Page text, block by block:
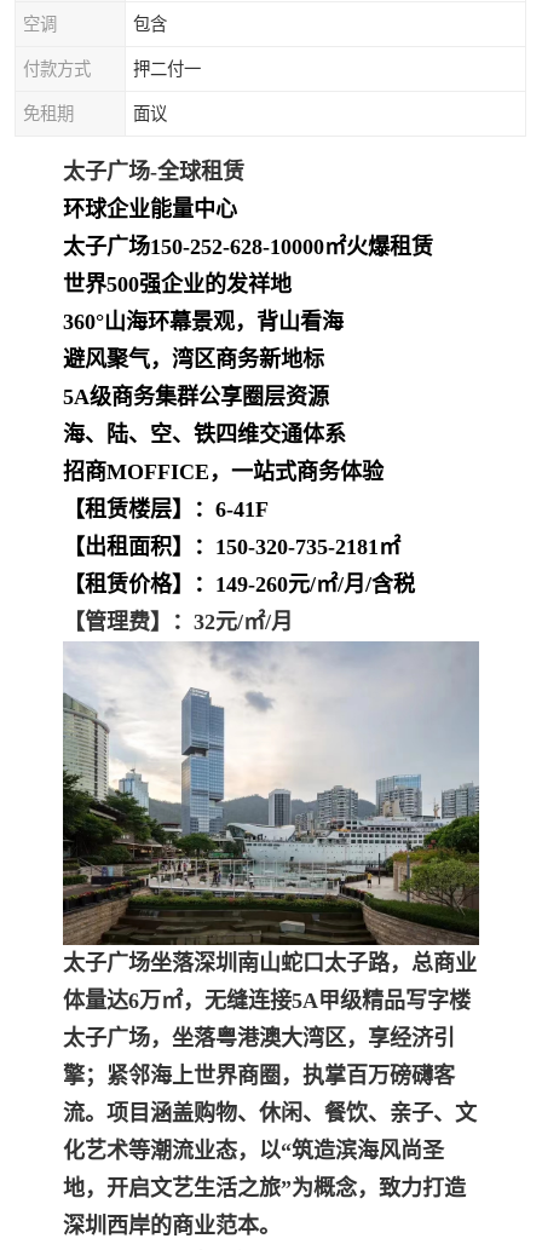
空调 包含
付款方式 押二付一
免租期 面议
太子广场-全球租赁
环球企业能量中心
太子广场150-252-628-10000㎡火爆租赁
世界500强企业的发祥地
360°山海环幕景观，背山看海
避风聚气，湾区商务新地标
5A级商务集群公享圈层资源
海、陆、空、铁四维交通体系
招商MOFFICE，一站式商务体验
【租赁楼层】：6-41F
【出租面积】：150-320-735-2181㎡
【租赁价格】：149-260元/㎡/月/含税
【管理费】： 32元/㎡/月
太子广场坐落深圳南山蛇口太子路，总商业
体量达6万㎡，无缝连接5A甲级精品写字楼
太子广场，坐落粤港澳大湾区，享经济引
擎；紧邻海上世界商圈，执掌百万磅礴客
流。项目涵盖购物、休闲、餐饮、亲子、文
化艺术等潮流业态，以“筑造滨海风尚圣
地，开启文艺生活之旅”为概念，致力打造
深圳西岸的商业范本。
龙华观澜